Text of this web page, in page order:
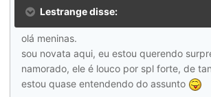
Lestrange disse:
olá meninas.
sou novata aqui, eu estou querendo
namorado, ele é louco por spl forte, de
estou quase entendendo do assunto